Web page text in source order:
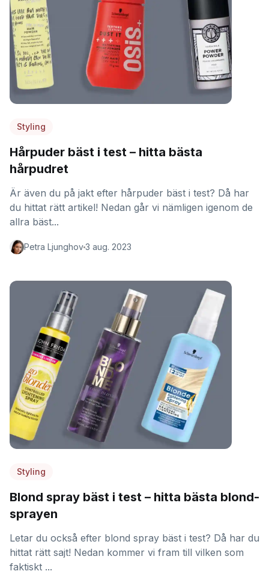
Styling
Hårpuder bäst i test – hitta bästa
hårpudret
Är även du på jakt efter hårpuder bäst i test? Då har
du hittat rätt artikel! Nedan går vi nämligen igenom de
allra bäst...
Petra Ljunghov3 aug. 2023
Styling
Blond spray bäst i test – hitta bästa blond-
sprayen
Letar du också efter blond spray bäst i test? Då har du
hittat rätt sajt! Nedan kommer vi fram till vilken som
faktiskt ...